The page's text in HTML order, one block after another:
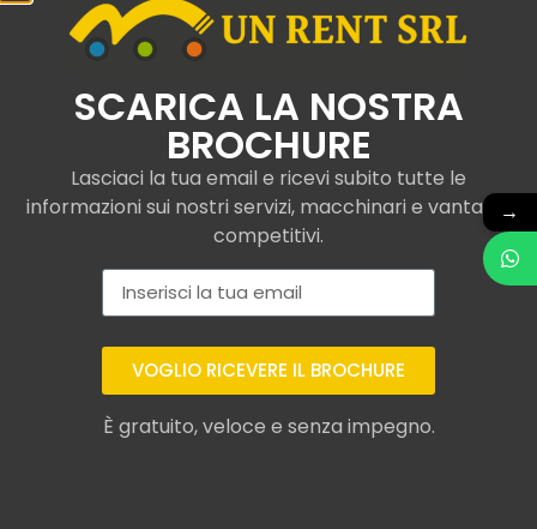
Contattaci
Camion con gru e
ribaltabile noleggiati a
Casalgrande
Presso UNRent SRL, ci specializziamo nelnoleggio di
camion con gru e ribaltabile omologati ai più
moderni standard di qualità
, incluse piattaforme
telescopiche. In questo modo, assicuriamo che tu
→
SCARICA LA NOSTRA
BROCHURE
Lasciaci la tua email e ricevi subito tutte le
informazioni sui nostri servizi, macchinari e vantaggi
competitivi.
VOGLIO RICEVERE IL BROCHURE
È gratuito, veloce e senza impegno.